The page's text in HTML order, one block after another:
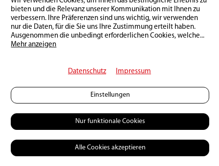
bieten und die Relevanz unserer Kommunikation mit Ihnen zu
verbessern. Ihre Präferenzen sind uns wichtig, wir verwenden
nur die Daten, für die Sie uns Ihre Zustimmung erteilt haben.
Ausgenommen die unbedingt erforderlichen Cookies, welche...
Mehr anzeigen
Datenschutz Impressum
Einstellungen
Nur funktionale Cookies
Alle Cookies akzeptieren